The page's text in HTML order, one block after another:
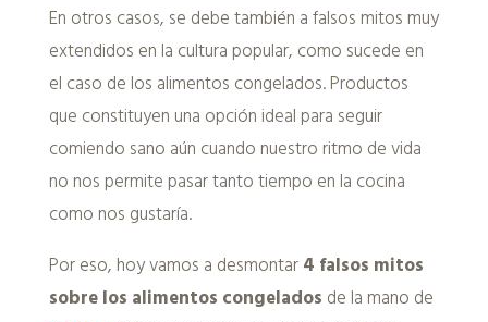
En otros casos, se debe también a falsos mitos muy
extendidos en la cultura popular, como sucede en
el caso de los alimentos congelados. Productos
que constituyen una opción ideal para seguir
comiendo sano aún cuando nuestro ritmo de vida
no nos permite pasar tanto tiempo en la cocina
como nos gustaría.
Por eso, hoy vamos a desmontar4 falsos mitos
sobre los alimentos congelados de la mano de